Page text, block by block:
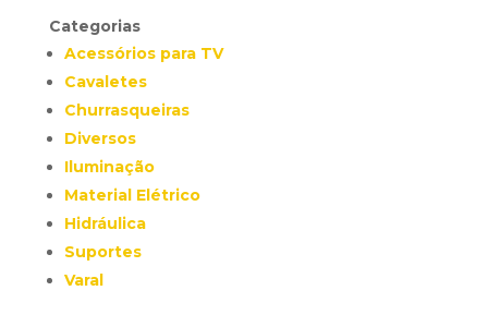
Categorias
Acessórios para TV
Cavaletes
Churrasqueiras
Diversos
Iluminação
Material Elétrico
Hidráulica
Suportes
Varal